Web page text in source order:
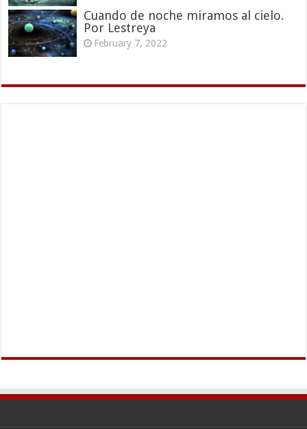
Cuando de noche miramos al cielo.
Por Lestreya
February 7, 2022